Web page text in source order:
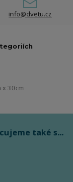
info@dvetu.cz
x 30cm
také s...